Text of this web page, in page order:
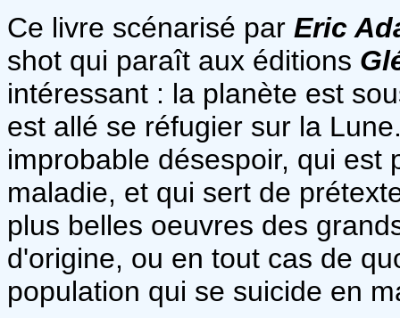
Ce livre scénarisé par Eric
shot qui paraît aux éditions
intéressant : la planète est
est allé se réfugier sur la
improbable désespoir, qui est
maladie, et qui sert de
plus belles oeuvres des
d'origine, ou en tout cas de
population qui se suicide en